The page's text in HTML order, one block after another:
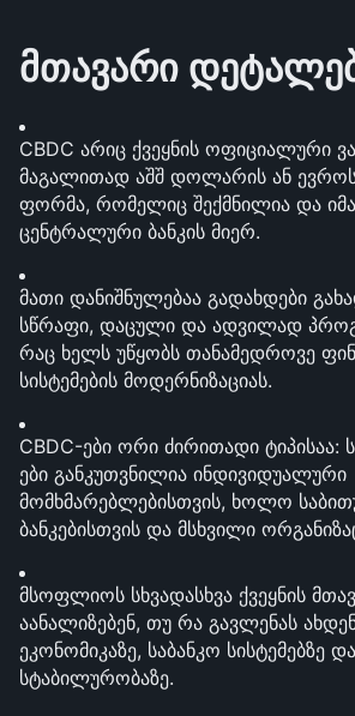
მთავარი
CBDC არიც ქვეყნის ოფიციალური
მაგალითად აშშ დოლარის ან
ფორმა, რომელიც შექმნილია და
ცენტრალური ბანკის მიერ.
მათი დანიშნულებაა გადახდები
სწრაფი, დაცული და ადვილად
რაც ხელს უწყობს თანამედროვე
სისტემების მოდერნიზაციას.
CBDC-ები ორი ძირითადი ტიპისაა:
ები განკუთვნილია ინდივიდუალური
მომხმარებლებისთვის, ხოლო
ბანკებისთვის და მსხვილი
მსოფლიოს სხვადასხვა ქვეყნის
აანალიზებენ, თუ რა გავლენას
ეკონომიკაზე, საბანკო სისტემებზე
სტაბილურობაზე.